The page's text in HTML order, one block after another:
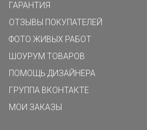
ГАРАНТИЯ
ОТЗЫВЫ ПОКУПАТЕЛЕЙ
ФОТО ЖИВЫХ РАБОТ
ШОУРУМ ТОВАРОВ
ПОМОЩЬ ДИЗАЙНЕРА
ГРУППА ВКОНТАКТЕ
МОИ ЗАКАЗЫ